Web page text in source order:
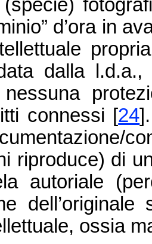
d’ora in
dalla
connessi [24]
riproduce) di
autoriale
ossia